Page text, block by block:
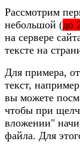
Рассмотрим
небольшой (до
на сервере
тексте на
Для примера,
текст,
вы можете
чтобы при
вложении"
файла. Для